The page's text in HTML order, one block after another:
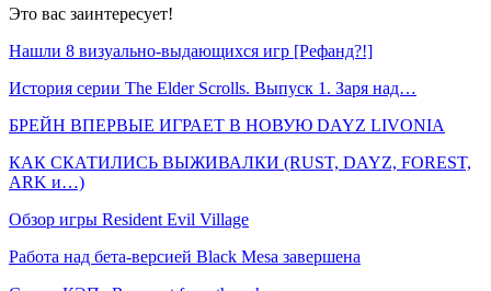
Это вас заинтересует!
Нашли 8 визуально-выдающихся игр [Рефанд?!]
История серии The Elder Scrolls. Выпуск 1. Заря над…
БРЕЙН ВПЕРВЫЕ ИГРАЕТ В НОВУЮ DAYZ LIVONIA
КАК СКАТИЛИСЬ ВЫЖИВАЛКИ (RUST, DAYZ, FOREST,
ARK и…)
Обзор игры Resident Evil Village
Работа над бета-версией Black Mesa завершена